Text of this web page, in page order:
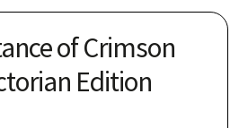
of Crimson
Edition